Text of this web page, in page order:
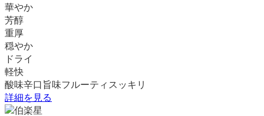
華やか
芳醇
重厚
穏やか
ドライ
軽快
酸味辛口 旨味フルーティ スッキリ
詳細を見る